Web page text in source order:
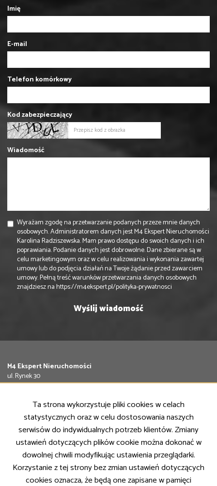
Imię
E-mail
Telefon komórkowy
Kod zabezpieczający
Wiadomość
Wyrażam zgodę na przetwarzanie podanych przeze mnie danych
osobowych. Administratorem danych jest M4 Ekspert Nieruchomości
Karolina Radziszewska. Mam prawo dostępu do swoich danych i ich
poprawiania. Podanie danych jest dobrowolne. Dane zbierane są w
celu marketingowym oraz w celu realizowania i wykonania zawartej
umowy lub do podjęcia działań na Twoje żądanie przed zawarciem
umowy. Pełną treść warunków przetwarzania danych osobowych
znajdziesz nahttps://m4ekspert.pl/polityka-prywatnosci
M4 Ekspert Nieruchomości
ul. Rynek 30
63-400 Ostrów Wielkopolski
biuro@m4ekspert.pl
NASZE OFERTY
Mieszkania
Domy
Działki
Lokale
Ta strona wykorzystuje pliki cookies w celach
statystycznych oraz w celu dostosowania naszych
serwisów do indywidualnych potrzeb klientów. Zmiany
ustawień dotyczących plików cookie można dokonać w
dowolnej chwili modyfikując ustawienia przeglądarki.
Korzystanie z tej strony bez zmian ustawień dotyczących
cookies oznacza, że będą one zapisane w pamięci